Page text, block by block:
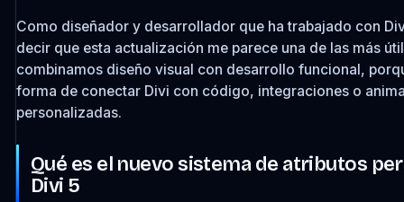
Como diseñador y desarrollador que ha trabajado con
decir que esta actualización me parece una de las más
combinamos diseño visual con desarrollo funcional,
forma de conectar Divi con código, integraciones o
personalizadas.
Qué es el nuevo sistema de atributos
Divi 5